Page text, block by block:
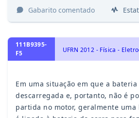
Gabarito comentado
111B9395-
F5
Em uma situação em que a
descarregada e, portanto, não é
partida no motor, geralmente